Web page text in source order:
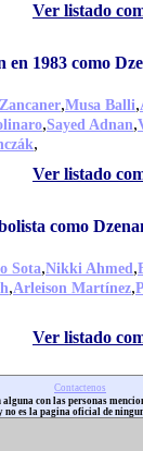
Ver listado
en 1983 como
,Musa Balli,
,Sayed Adnan,
,
Ver listado
como
Sota,Nikki Ahmed,
,Arleison Martínez,
Ver listado
Contactenos
con las personas
no es la pagina oficial de